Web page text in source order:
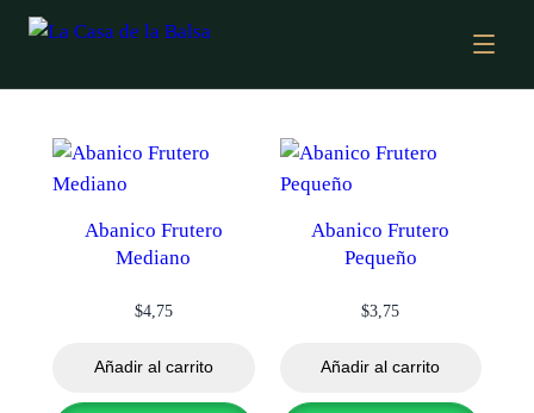
Abanico Frutero
Mediano
$4,75
Añadir al carrito
Abanico Frutero
Pequeño
$3,75
Añadir al carrito